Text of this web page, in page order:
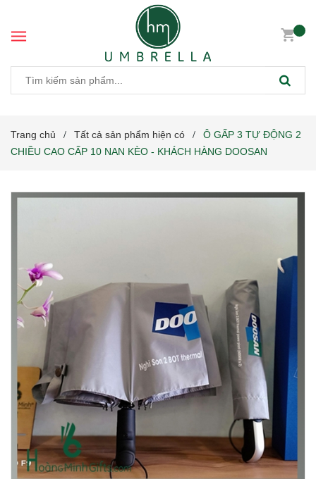
Trang chủ / Tất cả sản phẩm hiện có /
Ô GẤP 3 TỰ ĐỘNG 2
CHIỀU CAO CẤP 10 NAN KÈO - KHÁCH HÀNG DOOSAN